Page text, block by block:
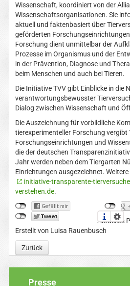
Wissenschaft, koordiniert von der
Wissenschaftsorganisationen. Sie
aktuell und faktenbasiert über
geförderten
Forschung dient unmittelbar der
Prozesse im Organismus und der
in der Prävention, Diagnose und
beim Menschen und auch bei Tieren.
Die Initiative TVV gibt Einblicke in die
verantwortungsbewusster
Dialog zwischen Wissenschaft und
Die Auszeichnung für vorbildliche
tierexperimenteller Forschung vergibt
Forschungseinrichtungen und
die der deutschen
Jahr werden neben dem Tiergarten
Einrichtungen ausgezeichnet.
initiative-transparente-
verstehen.de.
Aktuelles
Erstellt von Luisa Rauenbusch
Zurück
Presse